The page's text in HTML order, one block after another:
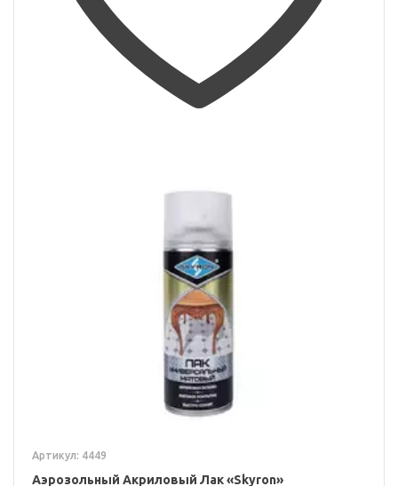
Артикул: 4449
Аэрозольный Акриловый Лак «Skyron»